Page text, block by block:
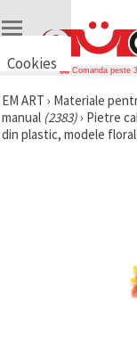
Cookies
vrem să vă
oferim
câteva
cookie -uri.
Comanda peste
EM ART › Materiale
manual (2383)› Pietre
din plastic, modele